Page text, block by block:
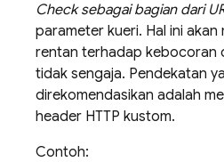
Check sebagai bagian dari
parameter kueri. Hal ini
rentan terhadap kebocoran
tidak sengaja. Pendekatan
direkomendasikan adalah
header HTTP kustom.
Contoh: